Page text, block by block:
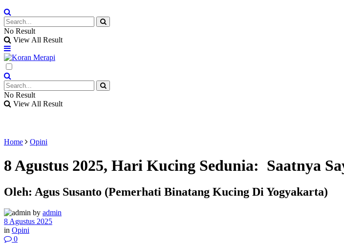
No Result
View All Result
No Result
View All Result
Home Opini
8 Agustus 2025, Hari Kucing Sedunia: Saatnya
Oleh: Agus Susanto (Pemerhati Binatang Kucing Di Yogyakarta)
by admin
8 Agustus 2025
in Opini
0